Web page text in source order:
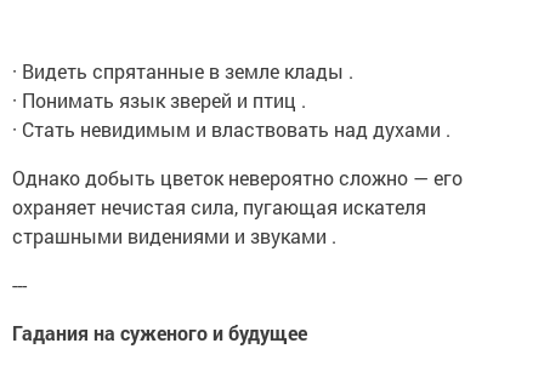
· Видеть спрятанные в земле клады .
· Понимать язык зверей и птиц .
· Стать невидимым и властвовать над духами .
Однако добыть цветок невероятно сложно — его
охраняет нечистая сила, пугающая искателя
страшными видениями и звуками .
---
Гадания на суженого и будущее